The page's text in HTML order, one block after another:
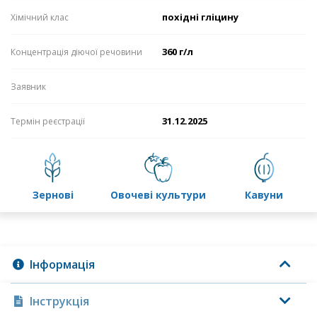
Хімічний клас похідні гліцину
Концентрація діючої речовини 360 г/л
Заявник
Термін реєстрації 31.12.2025
зернові овочеві культури кавуни
Інформація
Інструкція